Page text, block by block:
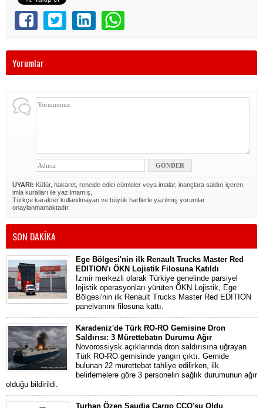
Yorumlar
UYARI: Küfür, hakaret, rencide edici cümleler veya imalar, inançlara saldırı içeren,
imla kuralları ile yazılmamış,
Türkçe karakter kullanılmayan ve büyük harflerle yazılmış yorumlar
onaylanmamaktadır.
SON DAKİKA
Ege Bölgesi'nin ilk Renault Trucks Master Red
EDITION'ı ÖKN Lojistik Filosuna Katıldı
İzmir merkezli olarak Türkiye genelinde parsiyel
lojistik operasyonları yürüten ÖKN Lojistik, Ege
Bölgesi'nin ilk Renault Trucks Master Red EDITION
panelvanını filosuna kattı.
Karadeniz'de Türk RO-RO Gemisine Dron
Saldırısı: 3 Mürettebatın Durumu Ağır
Novorossiysk açıklarında dron saldırısına uğrayan
Türk RO-RO gemisinde yangın çıktı. Gemide
bulunan 22 mürettebat tahliye edilirken, ilk
belirlemelere göre 3 personelin sağlık durumunun ağır
olduğu bildirildi.
Turhan Özen Saudia Cargo CCO'su Oldu